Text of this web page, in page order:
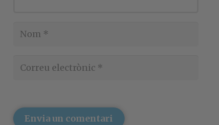
Envia un comentari